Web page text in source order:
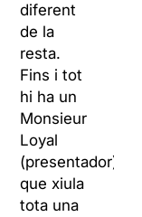
diferent
de la
resta.
Fins i tot
hi ha un
Monsieur
Loyal
(presentador)
que xiula
tota una